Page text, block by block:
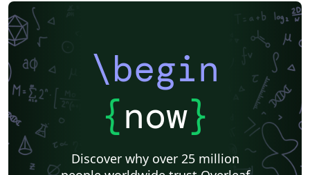
\begin
{now}
Discover why over 25 million